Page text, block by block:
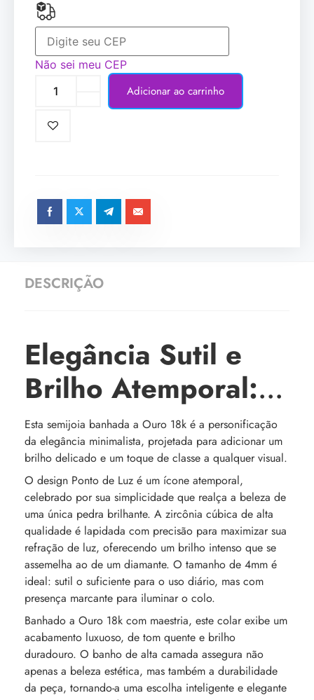
Não sei meu CEP
Adicionar ao carrinho
DESCRIÇÃO
Elegância Sutil e
Brilho Atemporal:
Colar Ponto de Luz
– Banhado em
Ouro 18k
Esta semijoia banhada a Ouro 18k é a personificação
da elegância minimalista, projetada para adicionar um
brilho delicado e um toque de classe a qualquer visual.
O design Ponto de Luz é um ícone atemporal,
celebrado por sua simplicidade que realça a beleza de
uma única pedra brilhante. A zircônia cúbica de alta
qualidade é lapidada com precisão para maximizar sua
refração de luz, oferecendo um brilho intenso que se
assemelha ao de um diamante. O tamanho de 4mm é
ideal: sutil o suficiente para o uso diário, mas com
presença marcante para iluminar o colo.
Banhado a Ouro 18k com maestria, este colar exibe um
acabamento luxuoso, de tom quente e brilho
duradouro. O banho de alta camada assegura não
apenas a beleza estética, mas também a durabilidade
da peça, tornando-a uma escolha inteligente e elegante